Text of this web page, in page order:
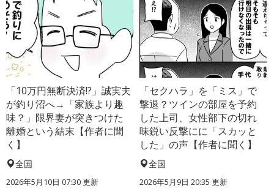
「10万円無断決済!?」誠実夫
が釣り沼へ→「家族より趣
味？」限界妻が突きつけた
離婚という結末【作者に聞
く】
全国
2026年5月10日 07:30 更新
「セクハラ」を「ミス」で
撃退？ツインの部屋を予約
した上司、女性部下の切れ
味鋭い反撃にに「スカッと
した」の声【作者に聞く】
全国
2026年5月9日 20:35 更新